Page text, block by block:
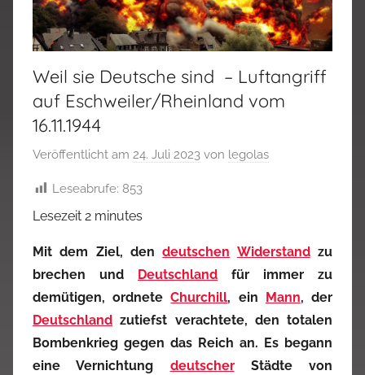
Weil sie Deutsche sind – Luftangriff
auf Eschweiler/Rheinland vom
16.11.1944
Veröffentlicht am 24. Juli 2023 von legolas
Leseabrufe: 853
Lesezeit 2 minutes
Mit dem Ziel, dendeutschen Widerstandzu
brechen und
Deutschland für immer zu
demütigen, ordneteChurchill, ein Mann, der
Deutschland zutiefst verachtete, den totalen
Bombenkrieg gegen das Reich an. Es begann
eine Vernichtung deutscherStädte von